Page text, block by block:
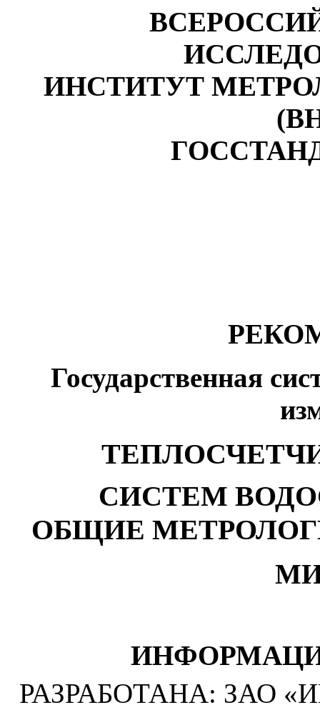
ИНСТИТУТ
Государственная
СИСТЕМ
ОБЩИЕ
МИ
РАЗРАБОТАНА: ЗАО